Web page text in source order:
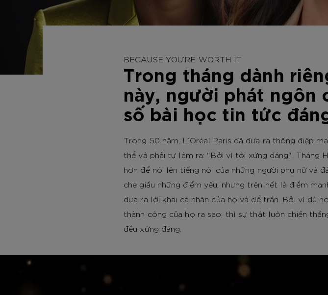
BECAUSE YOU’RE WORTH IT
Trong tháng dành
này, người phát ngôn
số bài học tin tức
Trong 50 năm, L'Oréal Paris đã đưa ra thông điệp
thể và phải tự làm ra: "Bởi vì tôi xứng đáng". Tháng
hơn để nói lên tiếng nói của những người phụ nữ và
che giấu những điểm yếu, nhưng trên hết là điểm
đưa ra lời khai cá nhân của họ và để trần. Bởi vì dù
thành công của họ ra sao, thì sự thật luôn chiến
đều xứng đáng.